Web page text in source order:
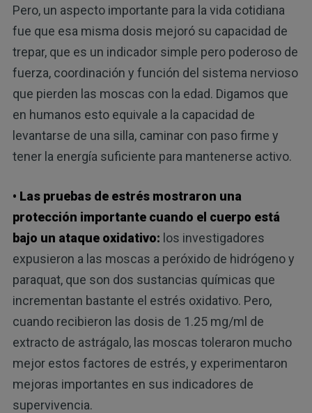
Pero, un aspecto importante para la vida cotidiana
fue que esa misma dosis mejoró su capacidad de
trepar, que es un indicador simple pero poderoso de
fuerza, coordinación y función del sistema nervioso
que pierden las moscas con la edad. Digamos que
en humanos esto equivale a la capacidad de
levantarse de una silla, caminar con paso firme y
tener la energía suficiente para mantenerse activo.
• Las pruebas de estrés mostraron una
protección importante cuando el cuerpo está
bajo un ataque oxidativo: los investigadores
expusieron a las moscas a peróxido de hidrógeno y
paraquat, que son dos sustancias químicas que
incrementan bastante el estrés oxidativo. Pero,
cuando recibieron las dosis de 1.25 mg/ml de
extracto de astrágalo, las moscas toleraron mucho
mejor estos factores de estrés, y experimentaron
mejoras importantes en sus indicadores de
supervivencia.